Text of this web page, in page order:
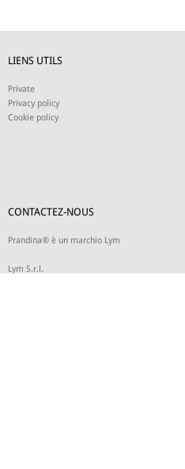
LIENS UTILS
Private
Privacy policy
Cookie policy
CONTACTEZ-NOUS
Prandina® è un marchio Lym
Lym S.r.l.